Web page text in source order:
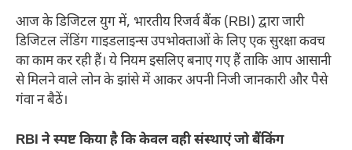
आज के डिजिटल युग में, भारतीय रिजर्व बैंक (RBI) द्वारा जारी
डिजिटल लेंडिंग गाइडलाइन्स उपभोक्ताओं के लिए एक सुरक्षा कवच
का काम कर रही हैं। ये नियम इसलिए बनाए गए हैं ताकि आप आसानी
से मिलने वाले लोन के झांसे में आकर अपनी निजी जानकारी और पैसे
गंवा न बैठें।
RBI ने स्पष्ट किया है कि केवल वही संस्थाएं जो बैंकिंग